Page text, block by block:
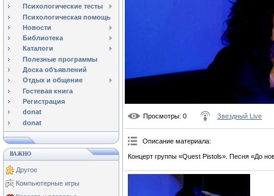
Психологические тесты
Психологическая помощь
Новости
Библиотека
Каталоги
Полезные программы
Доска объявлений
Отдых и общение
Гостевая книга
Регистрация
donat
donat
ВАЖНО
Другое
Компьютерные игры
Просмотры: 0 Звездный Live
Описание материала:
Концерт группы «Quest Pistols». Песня «До